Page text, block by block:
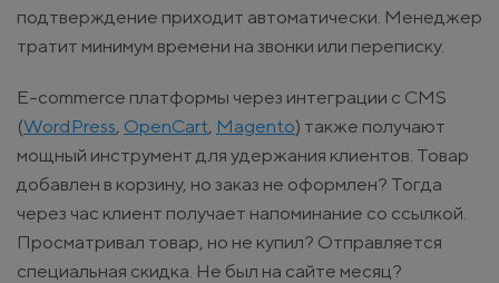
подтверждение приходит автоматически. Менеджер
тратит минимум времени на звонки или переписку.
E-commerce платформы через интеграции с CMS
(WordPress OpenCart Magento) также получают
мощный инструмент для удержания клиентов. Товар
добавлен в корзину, но заказ не оформлен? Тогда
через час клиент получает напоминание со ссылкой.
Просматривал товар, но не купил? Отправляется
специальная скидка. Не был на сайте месяц?